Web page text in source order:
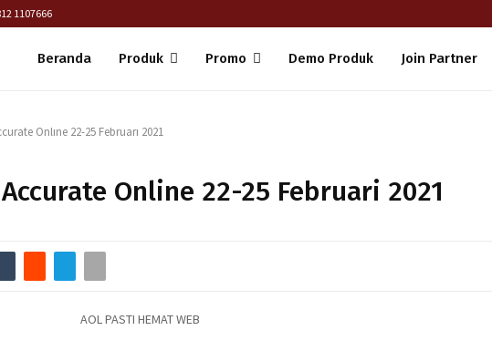
1107666
Beranda Produk Promo Demo Produk Join Partner
Online 22-25 Februari 2021
Accurate Online 22-25 Februari 2021